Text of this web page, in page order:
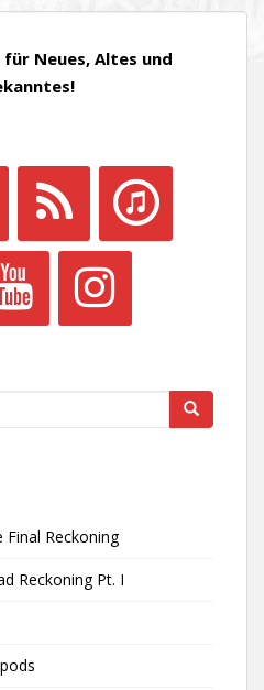
Neues, Altes und
Reckoning
Reckoning Pt. I